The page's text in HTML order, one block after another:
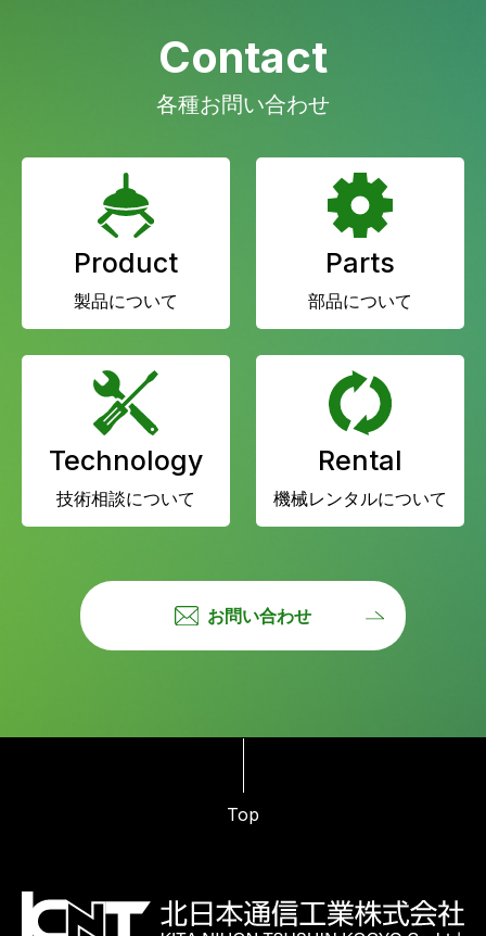
Contact
各種お問い合わせ
Product
製品について
Parts
部品について
Technology
技術相談について
Rental
機械レンタルについて
お問い合わせ
Top